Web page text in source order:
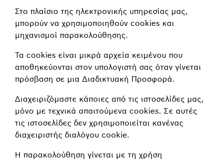
Στο πλαίσιο της ηλεκτρονικής υπηρεσίας μας,
μπορούν να χρησιμοποιηθούν cookies και
μηχανισμοί παρακολούθησης.
Τα cookies είναι μικρά αρχεία κειμένου που
αποθηκεύονται στον υπολογιστή σας όταν γίνεται
πρόσβαση σε μια Διαδικτυακή Προσφορά.
Διαχειριζόμαστε κάποιες από τις ιστοσελίδες μας,
μόνο με τεχνικά απαιτούμενα cookies. Σε αυτές
τις ιστοσελίδες δεν χρησιμοποιείται κανένας
διαχειριστής διαλόγου cookie.
Η παρακολούθηση γίνεται με τη χρήση